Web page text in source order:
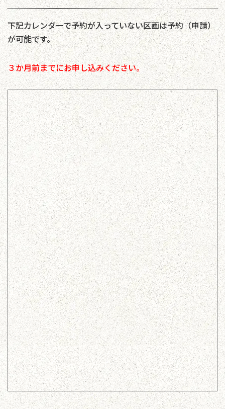
下記カレンダーで予約が入っていない区画は予約（申請）
が可能です。
３か月前までにお申し込みください。